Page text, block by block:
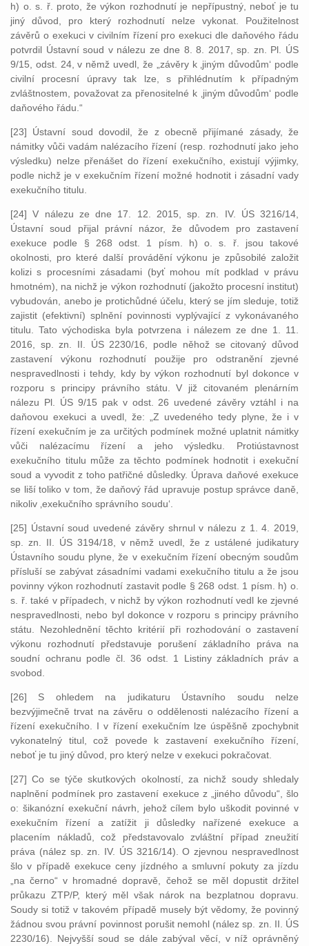
h) o. s. ř. proto, že výkon rozhodnutí je nepřípustný, neboť je tu
jiný důvod, pro který rozhodnutí nelze vykonat. Použitelnost
závěrů o exekuci v civilním řízení pro exekuci dle daňového řádu
potvrdil Ústavní soud v nálezu ze dne 8. 8. 2017, sp. zn. Pl. ÚS
9/15, odst. 24, v němž uvedl, že „závěry k ‚jiným důvodům‘ podle
civilní procesní úpravy tak lze, s přihlédnutím k případným
zvláštnostem, považovat za přenositelné k ‚jiným důvodům‘ podle
daňového řádu.“
[23] Ústavní soud dovodil, že z obecně přijímané zásady, že
námitky vůči vadám nalézacího řízení (resp. rozhodnutí jako jeho
výsledku) nelze přenášet do řízení exekučního, existují výjimky,
podle nichž je v exekučním řízení možné hodnotit i zásadní vady
exekučního titulu.
[24] V nálezu ze dne 17. 12. 2015, sp. zn. IV. ÚS 3216/14,
Ústavní soud přijal právní názor, že důvodem pro zastavení
exekuce podle § 268 odst. 1 písm. h) o. s. ř. jsou takové
okolnosti, pro které další provádění výkonu je způsobilé založit
kolizi s procesními zásadami (byť mohou mít podklad v právu
hmotném), na nichž je výkon rozhodnutí (jakožto procesní institut)
vybudován, anebo je protichůdné účelu, který se jím sleduje, totiž
zajistit (efektivní) splnění povinnosti vyplývající z vykonávaného
titulu. Tato východiska byla potvrzena i nálezem ze dne 1. 11.
2016, sp. zn. II. ÚS 2230/16, podle něhož se citovaný důvod
zastavení výkonu rozhodnutí použije pro odstranění zjevné
nespravedlnosti i tehdy, kdy by výkon rozhodnutí byl dokonce v
rozporu s principy právního státu. V již citovaném plenárním
nálezu Pl. ÚS 9/15 pak v odst. 26 uvedené závěry vztáhl i na
daňovou exekuci a uvedl, že: „Z uvedeného tedy plyne, že i v
řízení exekučním je za určitých podmínek možné uplatnit námitky
vůči nalézacímu řízení a jeho výsledku. Protiústavnost
exekučního titulu může za těchto podmínek hodnotit i exekuční
soud a vyvodit z toho patřičné důsledky. Úprava daňové exekuce
se liší toliko v tom, že daňový řád upravuje postup správce daně,
nikoliv ‚exekučního správního soudu‘.
[25] Ústavní soud uvedené závěry shrnul v nálezu z 1. 4. 2019,
sp. zn. II. ÚS 3194/18, v němž uvedl, že z ustálené judikatury
Ústavního soudu plyne, že v exekučním řízení obecným soudům
přísluší se zabývat zásadními vadami exekučního titulu a že jsou
povinny výkon rozhodnutí zastavit podle § 268 odst. 1 písm. h) o.
s. ř. také v případech, v nichž by výkon rozhodnutí vedl ke zjevné
nespravedlnosti, nebo byl dokonce v rozporu s principy právního
státu. Nezohlednění těchto kritérií při rozhodování o zastavení
výkonu rozhodnutí představuje porušení základního práva na
soudní ochranu podle čl. 36 odst. 1 Listiny základních práv a
svobod.
[26] S ohledem na judikaturu Ústavního soudu nelze
bezvýjimečně trvat na závěru o oddělenosti nalézacího řízení a
řízení exekučního. I v řízení exekučním lze úspěšně zpochybnit
vykonatelný titul, což povede k zastavení exekučního řízení,
neboť je tu jiný důvod, pro který nelze v exekuci pokračovat.
[27] Co se týče skutkových okolností, za nichž soudy shledaly
naplnění podmínek pro zastavení exekuce z „jiného důvodu“, šlo
o: šikanózní exekuční návrh, jehož cílem bylo uškodit povinné v
exekučním řízení a zatížit ji důsledky nařízené exekuce a
placením nákladů, což představovalo zvláštní případ zneužití
práva (nález sp. zn. IV. ÚS 3216/14). O zjevnou nespravedlnost
šlo v případě exekuce ceny jízdného a smluvní pokuty za jízdu
„na černo“ v hromadné dopravě, čehož se měl dopustit držitel
průkazu ZTP/P, který měl však nárok na bezplatnou dopravu.
Soudy si totiž v takovém případě musely být vědomy, že povinný
žádnou svou právní povinnost porušit nemohl (nález sp. zn. II. ÚS
2230/16). Nejvyšší soud se dále zabýval věcí, v níž oprávněný